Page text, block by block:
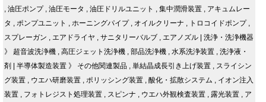
, 油圧ポンプ, 油圧モータ , 油圧ドリルユニット , 集中潤滑装置 , アキュムレー
タ , ポンプユニット , ホーニングパイプ, オイルクリーナ , トロコイドポンプ,
スプレーガン , エアドライヤ , サニタリーバルブ , エアノズル
洗浄・洗浄機器
》 超音波洗浄機 , 高圧ジェット洗浄機 , 部品洗浄機 , 水系洗浄装置 , 洗浄液・
剤
半導体製造装置 》 その他関連製品 , 単結晶成長引き上げ装置 , スライシン
グ装置 , ウエハ研磨装置 , ポリッシング装置 , 酸化・拡散システム , イオン注入
装置 , フォトレジスト処理装置 , スピンナ , ウエハ外観検査装置 , 露光装置 , ア